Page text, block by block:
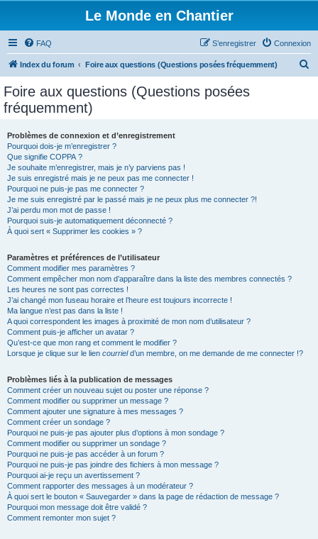
Le Monde en Chantier
FAQ Connexion
S’enregistrer
Index du forum Foire aux questions (Questions posées fréquemment)
Foire aux questions (Questions posées
fréquemment)
Problèmes de connexion et d’enregistrement
Pourquoi dois-je m’enregistrer ?
Que signifie COPPA ?
Je souhaite m’enregistrer, mais je n’y parviens pas !
Je suis enregistré mais je ne peux pas me connecter !
Pourquoi ne puis-je pas me connecter ?
Je me suis enregistré par le passé mais je ne peux plus me connecter ?!
J’ai perdu mon mot de passe !
Pourquoi suis-je automatiquement déconnecté ?
À quoi sert « Supprimer les cookies » ?
Paramètres et préférences de l’utilisateur
Comment modifier mes paramètres ?
Comment empêcher mon nom d’apparaître dans la liste des membres connectés ?
Les heures ne sont pas correctes !
J’ai changé mon fuseau horaire et l’heure est toujours incorrecte !
Ma langue n’est pas dans la liste !
A quoi correspondent les images à proximité de mon nom d’utilisateur ?
Comment puis-je afficher un avatar ?
Qu’est-ce que mon rang et comment le modifier ?
Lorsque je clique sur le lien courrield’un membre, on me demande de me connecter !?
Problèmes liés à la publication de messages
Comment créer un nouveau sujet ou poster une réponse ?
Comment modifier ou supprimer un message ?
Comment ajouter une signature à mes messages ?
Comment créer un sondage ?
Pourquoi ne puis-je pas ajouter plus d’options à mon sondage ?
Comment modifier ou supprimer un sondage ?
Pourquoi ne puis-je pas accéder à un forum ?
Pourquoi ne puis-je pas joindre des fichiers à mon message ?
Pourquoi ai-je reçu un avertissement ?
Comment rapporter des messages à un modérateur ?
À quoi sert le bouton « Sauvegarder » dans la page de rédaction de message ?
Pourquoi mon message doit être validé ?
Comment remonter mon sujet ?